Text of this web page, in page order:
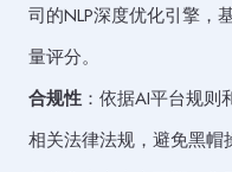
司的NLP深度优化引擎，
量评分。
合规性 ：依据AI平台规
相关法律法规，避免黑